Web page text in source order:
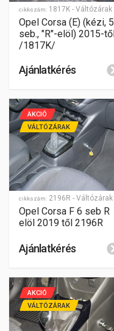
cikkszám: 1817K - Váltózárak
Opel Corsa (E) (kézi, 5
seb., "R"-elöl) 2015-től
/1817K/
Ajánlatkérés
cikkszám: 2196R - Váltózárak
AKCIÓ
VÁLTÓZÁRAK
Opel Corsa F 6 seb R
elöl 2019 től 2196R
Ajánlatkérés
AKCIÓ
VÁLTÓZÁRAK